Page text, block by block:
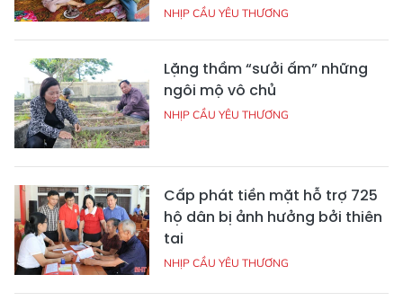
NHỊP CẦU YÊU THƯƠNG
Lặng thầm “sưởi ấm” những
ngôi mộ vô chủ
NHỊP CẦU YÊU THƯƠNG
Cấp phát tiền mặt hỗ trợ 725
hộ dân bị ảnh hưởng bởi thiên
tai
NHỊP CẦU YÊU THƯƠNG